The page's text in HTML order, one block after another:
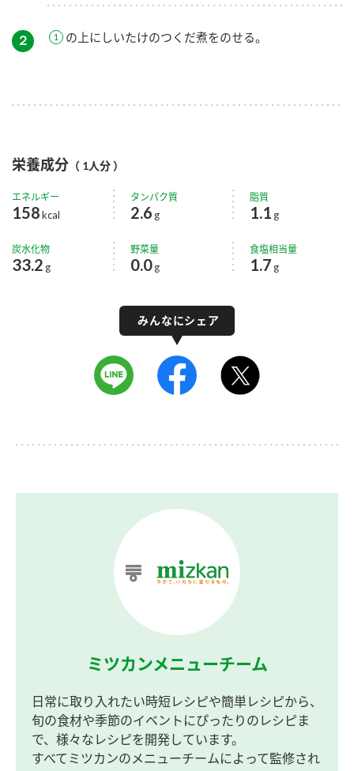
２ の上にしいたけのつくだ煮をのせる。
栄養成分 （ 1人分 ）
エネルギー
158kcal
タンパク質
2.6 g
脂質
1.1 g
炭水化物
33.2 g
野菜量
0.0g
食塩相当量
1.7 g
ミツカンメニューチーム
日常に取り入れたい時短レシピや簡単レシピから、
旬の食材や季節のイベントにぴったりのレシピま
で、様々なレシピを開発しています。
すべてミツカンのメニューチームによって監修され